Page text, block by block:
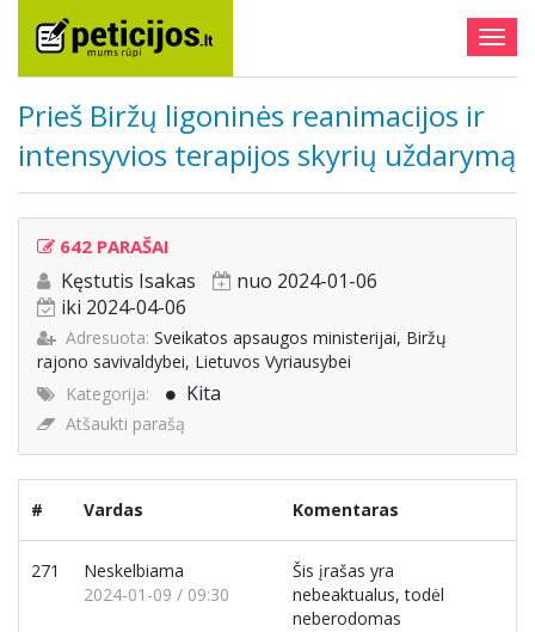
Prieš Biržų ligoninės reanimacijos ir
intensyvios terapijos skyrių uždarymą
642 PARAŠAI
Kęstutis Isakas
nuo 2024-01-06
iki 2024-04-06
Adresuota: Sveikatos apsaugos ministerijai, Biržų
rajono savivaldybei, Lietuvos Vyriausybei
Kategorija:
Kita
Atšaukti parašą
# Vardas Komentaras
271
Neskelbiama
2024-01-09 / 09:30
Šis įrašas yra
nebeaktualus, todėl
neberodomas